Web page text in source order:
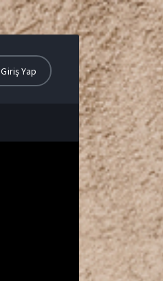
Giriş Yap